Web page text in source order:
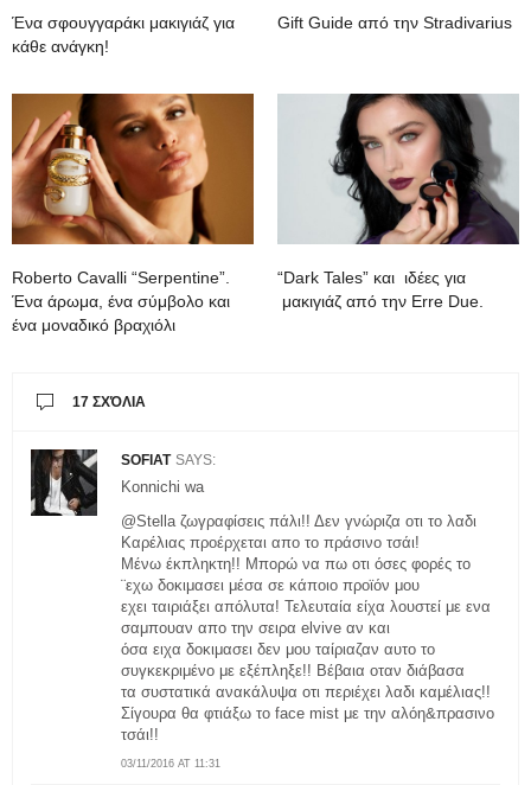
Ένα σφουγγαράκι μακιγιάζ για
κάθε ανάγκη!
Gift Guide από την Stradivarius
Roberto Cavalli “Serpentine”.
Ένα άρωμα, ένα σύμβολο και
ένα μοναδικό βραχιόλι
“Dark Tales” και ιδέες για
μακιγιάζ από την Erre Due.
17 ΣΧΌΛΙΑ
SOFIAT SAYS:
03/11/2016 AT 11:31
Konnichi wa
@Stella ζωγραφίσεις πάλι!! Δεν γνώριζα οτι το λαδι
Καρέλιας προέρχεται απο το πράσινο τσάι!
Μένω έκπληκτη!! Μπορώ να πω οτι όσες φορές το
¨εχω δοκιμασει μέσα σε κάποιο προϊόν μου
εχει ταιριάξει απόλυτα! Τελευταία είχα λουστεί με ενα
σαμπουαν απο την σειρα elvive αν και
όσα ειχα δοκιμασει δεν μου ταίριαζαν αυτο το
συγκεκριμένο με εξέπληξε!! Βέβαια οταν διάβασα
τα συστατικά ανακάλυψα οτι περιέχει λαδι καμέλιας!!
Σίγουρα θα φτιάξω το face mist με την αλόη&πρασινο
τσάι!!